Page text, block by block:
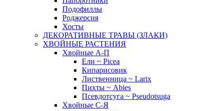
Подофиллы
Роджерсия
Хосты
ДЕКОРАТИВНЫЕ ТРАВЫ (ЗЛАКИ)
ХВОЙНЫЕ РАСТЕНИЯ
Хвойные А-П
Ели ~ Picea
Кипарисовик
Лиственница ~ Larix
Пихты ~ Abies
Псевдотсуга ~ Pseudotsuga
Хвойные С-Я